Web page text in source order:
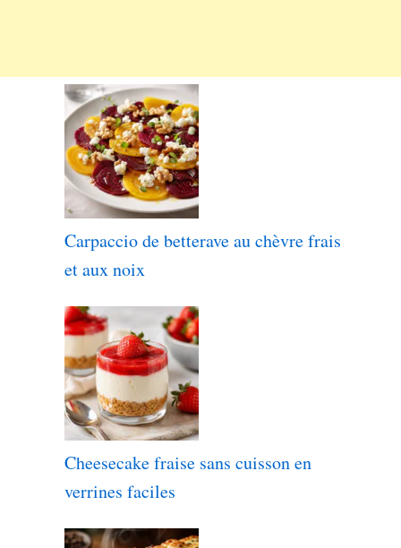
Carpaccio de betterave au chèvre frais
et aux noix
Cheesecake fraise sans cuisson en
verrines faciles